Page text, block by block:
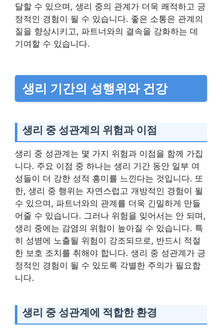
달할 수 있으며, 생리 중의 관계가 더욱 쾌적하고 긍
정적인 경험이 될 수 있습니다. 좋은 소통은 관계의
질을 향상시키고, 파트너와의 결속을 강화하는 데
기여할 수 있습니다.
생리 기간의 성행위와 건강
생리 중 성관계의 위험과 이점
생리 중 성관계는 몇 가지 위험과 이점을 함께 가집
니다. 주요 이점 중 하나는 생리 기간 동안 일부 여
성들이 더 강한 성적 흥미를 느낀다는 것입니다. 또
한, 생리 중 행위는 자연스럽고 개방적인 경험이 될
수 있으며, 파트너와의 관계를 더욱 긴밀하게 만들
어줄 수 있습니다. 그러나 위험을 잊어서는 안 되며,
생리 중에는 감염의 위험이 높아질 수 있습니다. 특
히 성병에 노출될 위험이 강조되므로, 반드시 적절
한 보호 조치를 취해야 합니다. 생리 중 성관계가 긍
정적인 경험이 될 수 있도록 각별한 주의가 필요합
니다.
생리 중 성관계에 적합한 환경